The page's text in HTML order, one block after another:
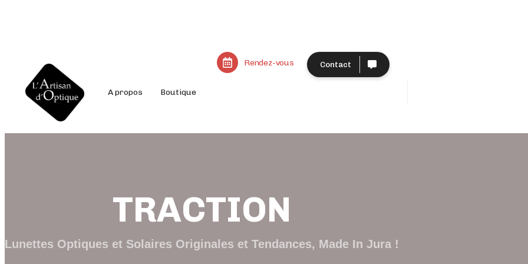
A propos Boutique
Rendez-vous Contact
TRACTION
Lunettes Optiques et Solaires Originales et Tendances, Made In Jura !